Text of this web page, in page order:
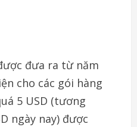
đưa ra từ năm
cho các gói hàng
5 USD (tương
ngày nay) được